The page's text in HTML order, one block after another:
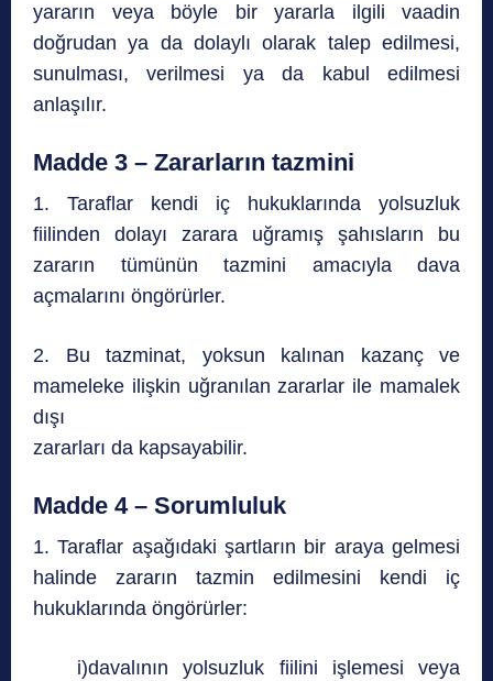
yararın veya böyle bir yararla ilgili vaadin
doğrudan ya da dolaylı olarak talep edilmesi,
sunulması, verilmesi ya da kabul edilmesi
anlaşılır.
Madde 3 – Zararların tazmini
1. Taraflar kendi iç hukuklarında yolsuzluk
fiilinden dolayı zarara uğramış şahısların bu
zararın tümünün tazmini amacıyla dava
açmalarını öngörürler.
2. Bu tazminat, yoksun kalınan kazanç ve
mameleke ilişkin uğranılan zararlar ile mamalek
dışı
zararları da kapsayabilir.
Madde 4 – Sorumluluk
1. Taraflar aşağıdaki şartların bir araya gelmesi
halinde zararın tazmin edilmesini kendi iç
hukuklarında öngörürler:
i)davalının yolsuzluk fiilini işlemesi veya